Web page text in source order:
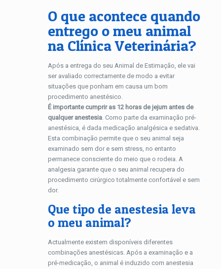
O que acontece quando
entrego o meu animal
na Clínica Veterinária?
Após a entrega do seu Animal de Estimação, ele vai
ser avaliado correctamente de modo a evitar
situações que ponham em causa um bom
procedimento anestésico.
É importante cumprir as 12 horas de jejum antes de
qualquer anestesia. Como parte da examinação pré-
anestésica, é dada medicação analgésica e sedativa.
Esta combinação permite que o seu animal seja
examinado sem dor e sem stress, no entanto
permanece consciente do meio que o rodeia. A
analgesia garante que o seu animal recupera do
procedimento cirúrgico totalmente confortável e sem
dor.
Que tipo de anestesia leva
o meu animal?
Actualmente existem disponíveis diferentes
combinações anestésicas. Após a examinação e a
pré-medicação, o animal é induzido com anestesia